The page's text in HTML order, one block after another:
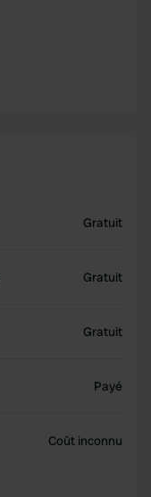
Gratuit
Gratuit
Gratuit
Payé
Coût inconnu